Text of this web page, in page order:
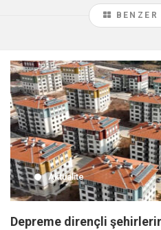
Aktüalite
Depreme dirençli